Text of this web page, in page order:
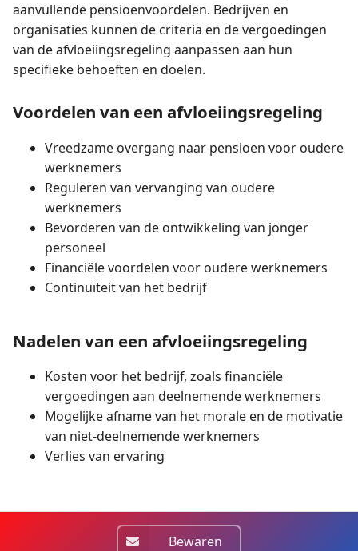
aanvullende pensioenvoordelen. Bedrijven en
organisaties kunnen de criteria en de vergoedingen
van de afvloeiingsregeling aanpassen aan hun
specifieke behoeften en doelen.
Voordelen van een afvloeiingsregeling
Vreedzame overgang naar pensioen voor oudere
werknemers
Reguleren van vervanging van oudere
werknemers
Bevorderen van de ontwikkeling van jonger
personeel
Financiële voordelen voor oudere werknemers
Continuïteit van het bedrijf
Nadelen van een afvloeiingsregeling
Kosten voor het bedrijf, zoals financiële
vergoedingen aan deelnemende werknemers
Mogelijke afname van het morale en de motivatie
van niet-deelnemende werknemers
Verlies van ervaring
Bewaren